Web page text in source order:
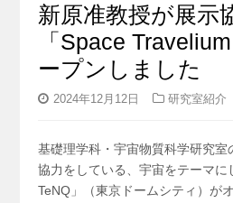
新原准教授が展示
「Space
ープンしました
2024年12月12日 研究室紹介
基礎理学科・宇宙物質科学研究室
協力をしている、宇宙をテーマ
TeNQ」（東京ドームシティ）が